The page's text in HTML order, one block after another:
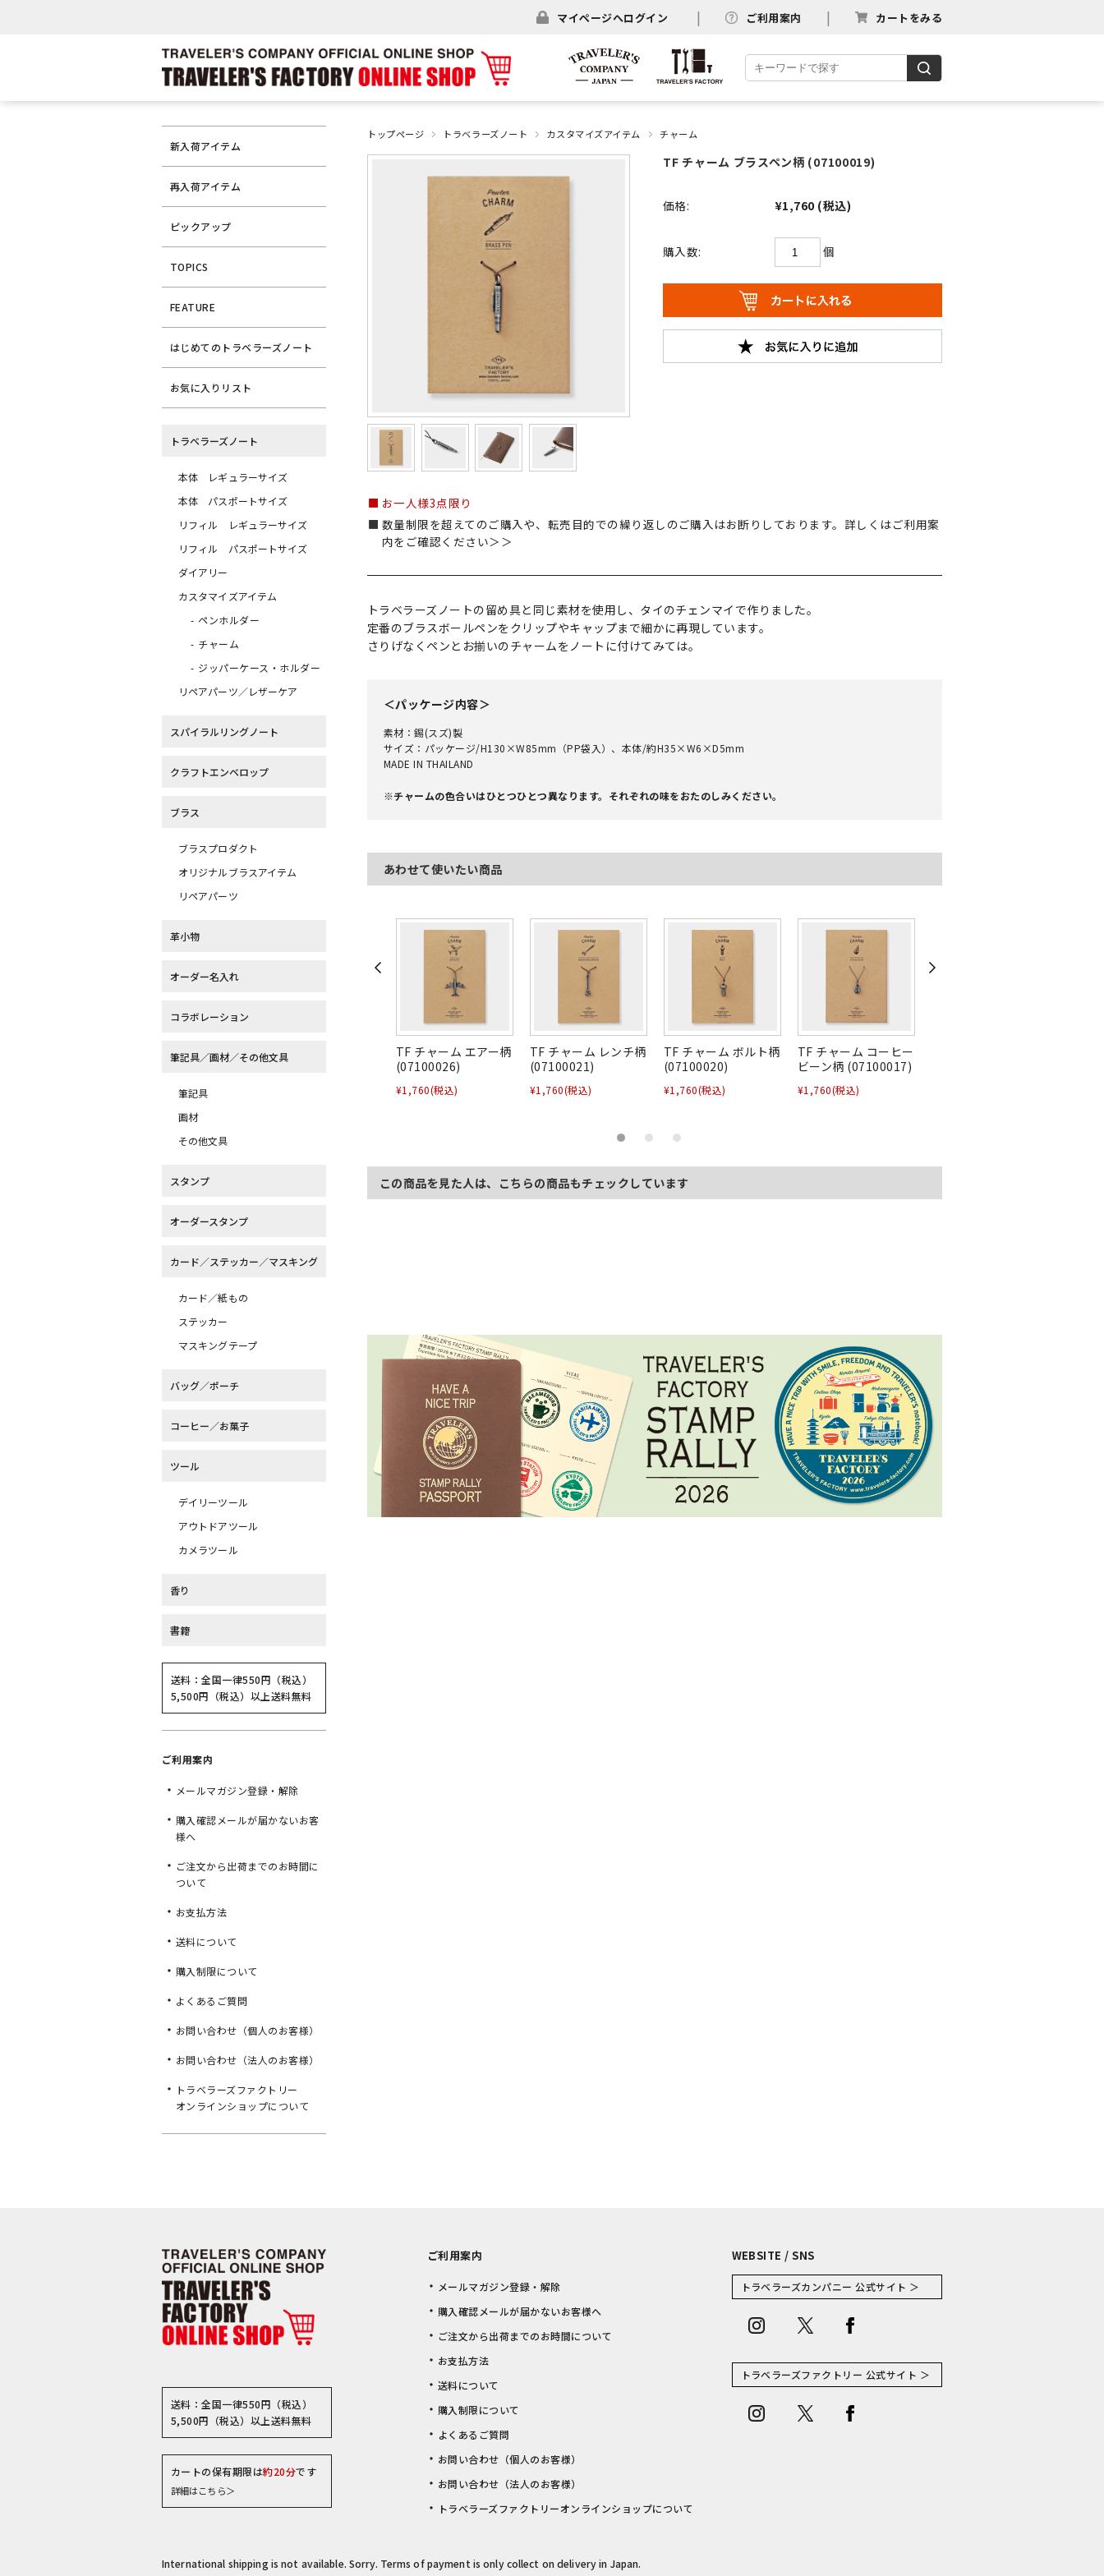
マイページへログイン ご利用案内 カートをみる
トップページ トラベラーズノート カスタマイズアイテム チャーム
TF チャーム ブラスペン柄 (07100019)
価格: ¥1,760 (税込)
購入数: 個
お一人様3点限り
数量制限を超えてのご購入や、転売目的での繰り返しのご購入はお断りしております。詳しくはご利用案
内をご確認ください＞＞
トラベラーズノートの留め具と同じ素材を使用し、タイのチェンマイで作りました。
定番のブラスボールペンをクリップやキャップまで細かに再現しています。
さりげなくペンとお揃いのチャームをノートに付けてみては。
＜パッケージ内容＞
素材：錫(スズ)製
サイズ：パッケージ/H130×W85mm（PP袋入）、本体/約H35×W6×D5mm
MADE IN THAILAND
※チャームの色合いはひとつひとつ異なります。それぞれの味をおたのしみください。
あわせて使いたい商品
TF チャーム トレイン
柄 (07100745)
(税込)
TF チャーム 北斗星
（07100444）
TF チャーム エアー柄
(07100026)
¥1,760(税込)
TF チャーム レンチ柄
(07100021)
¥1,760(税込)
TF チャーム ボルト柄
(07100020)
¥1,760(税込)
TF チャーム コーヒー
ビーン柄 (07100017)
¥1,760(税込)
この商品を見た人は、こちらの商品もチェックしています
新入荷アイテム
再入荷アイテム
ピックアップ
TOPICS
FEATURE
はじめてのトラベラーズノート
お気に入りリスト
トラベラーズノート
本体 レギュラーサイズ
本体 パスポートサイズ
リフィル レギュラーサイズ
リフィル パスポートサイズ
ダイアリー
カスタマイズアイテム
ペンホルダー
チャーム
ジッパーケース・ホルダー
リペアパーツ／レザーケア
スパイラルリングノート
クラフトエンベロップ
ブラス
ブラスプロダクト
オリジナルブラスアイテム
リペアパーツ
革小物
オーダー名入れ
コラボレーション
筆記具／画材／その他文具
筆記具
画材
その他文具
スタンプ
オーダースタンプ
カード／ステッカー／マスキング
カード／紙もの
ステッカー
マスキングテープ
バッグ／ポーチ
コーヒー／お菓子
ツール
デイリーツール
アウトドアツール
カメラツール
香り
書籍
送料：全国一律550円（税込）
5,500円（税込）以上送料無料
ご利用案内
メールマガジン登録・解除
購入確認メールが届かないお客
様へ
ご注文から出荷までのお時間に
ついて
お支払方法
送料について
購入制限について
よくあるご質問
お問い合わせ（個人のお客様）
お問い合わせ（法人のお客様）
トラベラーズファクトリー
オンラインショップについて
送料：全国一律550円（税込）
5,500円（税込）以上送料無料
カートの保有期限は約20分です
詳細はこちら＞
ご利用案内
メールマガジン登録・解除
購入確認メールが届かないお客様へ
ご注文から出荷までのお時間について
お支払方法
送料について
購入制限について
よくあるご質問
お問い合わせ（個人のお客様）
お問い合わせ（法人のお客様）
トラベラーズファクトリーオンラインショップについて
WEBSITE / SNS
トラベラーズカンパニー 公式サイト ＞
トラベラーズファクトリー 公式サイト ＞
International shipping is not available. Sorry. Terms of payment is only collect on delivery in Japan.